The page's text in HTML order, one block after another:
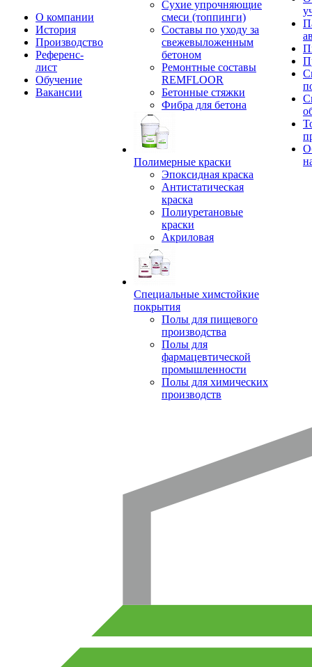
О компании
История
Производство
Референс-
лист
Обучение
Вакансии
Сухие упрочняющие
смеси (топпинги)
Составы по уходу за
свежевыложенным
бетоном
Ремонтные составы
REMFLOOR
Бетонные стяжки
Фибра для бетона
Полимерные краски
Эпоксидная краска
Антистатическая
краска
Полиуретановые
краски
Акриловая
Специальные химстойкие
покрытия
Полы для пищевого
производства
Полы для
фармацевтической
промышленности
Полы для химических
производств